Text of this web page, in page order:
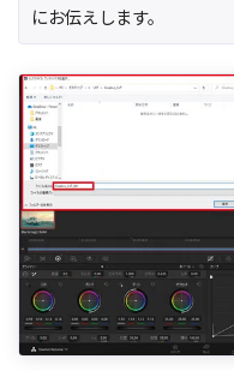
にお伝えします。